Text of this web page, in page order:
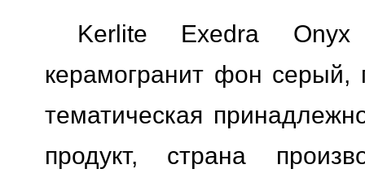
Kerlite Exedra
керамогранит фон серый,
тематическая
продукт, страна